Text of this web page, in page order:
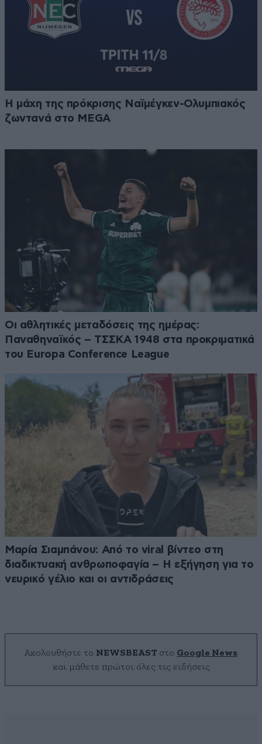
Η μάχη της πρόκρισης Ναϊμέγκεν-Ολυμπιακός
ζωντανά στο MEGA
Οι αθλητικές μεταδόσεις της ημέρας:
Παναθηναϊκός – ΤΣΣΚΑ 1948 στα προκριματικά
του Europa Conference League
Μαρία Σιαμπάνου: Από το viral βίντεο στη
διαδικτυακή ανθρωποφαγία – Η εξήγηση για το
νευρικό γέλιο και οι αντιδράσεις
Ακολουθήστε το NEWSBEAST στο Google News
και μάθετε πρώτοι όλες τις ειδήσεις